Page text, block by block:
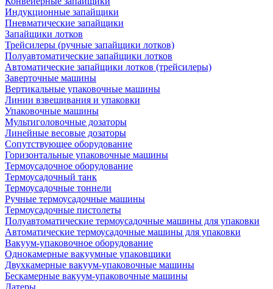
Индукционные запайщики
Пневматические запайщики
Запайщики лотков
Трейсилеры (ручные запайщики лотков)
Полуавтоматические запайщики лотков
Автоматические запайщики лотков (трейсилеры)
Заверточные машины
Вертикальные упаковочные машины
Линии взвешивания и упаковки
Упаковочные машины
Мультиголовочные дозаторы
Линейные весовые дозаторы
Сопутствующее оборудование
Горизонтальные упаковочные машины
Термоусадочное оборудование
Термоусадочный танк
Термоусадочные тоннели
Ручные термоусадочные машины
Термоусадочные пистолеты
Полуавтоматические термоусадочные машины для упаковки
Автоматические термоусадочные машины для упаковки
Вакуум-упаковочное оборудование
Однокамерные вакуумные упаковщики
Двухкамерные вакуум-упаковочные машины
Бескамерные вакуум-упаковочные машины
Датеры